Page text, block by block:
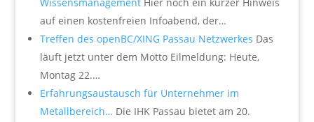
auf einen kostenfreien Infoabend, der…
Treffen des openBC/XING Passau Netzwerkes Das
läuft jetzt unter dem Motto Eilmeldung: Heute,
Montag 22.…
Erfahrungsaustausch für Unternehmer im
Metallbereich… Die IHK Passau bietet am 20.